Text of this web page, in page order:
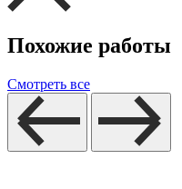
Похожие работы
Смотреть все